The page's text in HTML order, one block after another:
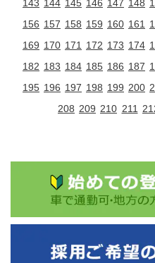
143 144 145 146 147 148
156 157 158 159 160 161
169 170 171 172 173 174
182 183 184 185 186 187
195 196 197 198 199 200
208 209 210 211